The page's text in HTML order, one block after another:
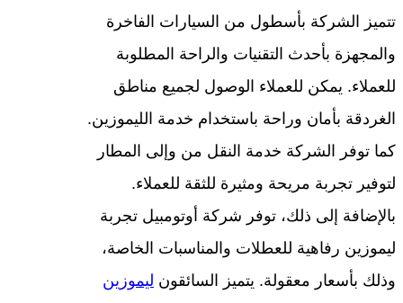
تتميز الشركة بأسطول من السيارات الفاخرة
والمجهزة بأحدث التقنيات والراحة المطلوبة
للعملاء. يمكن للعملاء الوصول لجميع مناطق
الغردقة بأمان وراحة باستخدام خدمة الليموزين.
كما توفر الشركة خدمة النقل من وإلى المطار
لتوفير تجربة مريحة ومثيرة للثقة للعملاء.
بالإضافة إلى ذلك، توفر شركة أوتومبيل تجربة
ليموزين رفاهية للعطلات والمناسبات الخاصة،
وذلك بأسعار معقولة. يتميز السائقون ليموزين